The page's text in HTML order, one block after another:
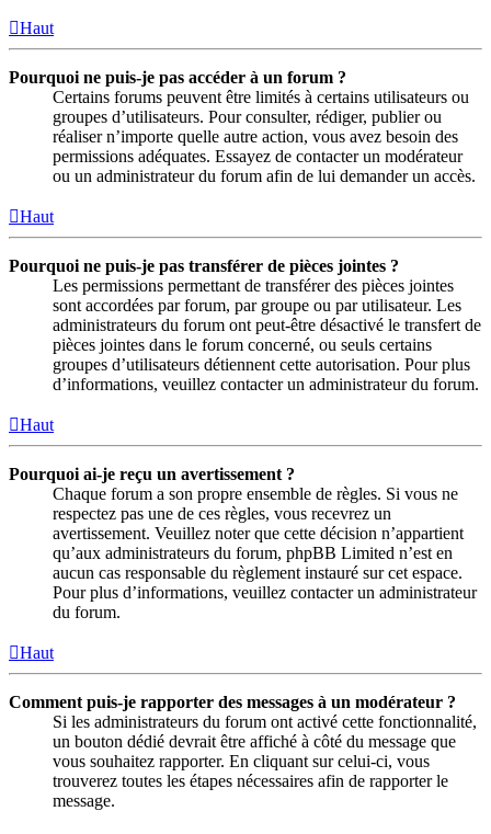
Haut
Pourquoi ne puis-je pas accéder à un forum ?
Certains forums peuvent être limités à certains utilisateurs ou
groupes d’utilisateurs. Pour consulter, rédiger, publier ou
réaliser n’importe quelle autre action, vous avez besoin des
permissions adéquates. Essayez de contacter un modérateur
ou un administrateur du forum afin de lui demander un accès.
Haut
Pourquoi ne puis-je pas transférer de pièces jointes ?
Les permissions permettant de transférer des pièces jointes
sont accordées par forum, par groupe ou par utilisateur. Les
administrateurs du forum ont peut-être désactivé le transfert de
pièces jointes dans le forum concerné, ou seuls certains
groupes d’utilisateurs détiennent cette autorisation. Pour plus
d’informations, veuillez contacter un administrateur du forum.
Haut
Pourquoi ai-je reçu un avertissement ?
Chaque forum a son propre ensemble de règles. Si vous ne
respectez pas une de ces règles, vous recevrez un
avertissement. Veuillez noter que cette décision n’appartient
qu’aux administrateurs du forum, phpBB Limited n’est en
aucun cas responsable du règlement instauré sur cet espace.
Pour plus d’informations, veuillez contacter un administrateur
du forum.
Haut
Comment puis-je rapporter des messages à un modérateur ?
Si les administrateurs du forum ont activé cette fonctionnalité,
un bouton dédié devrait être affiché à côté du message que
vous souhaitez rapporter. En cliquant sur celui-ci, vous
trouverez toutes les étapes nécessaires afin de rapporter le
message.